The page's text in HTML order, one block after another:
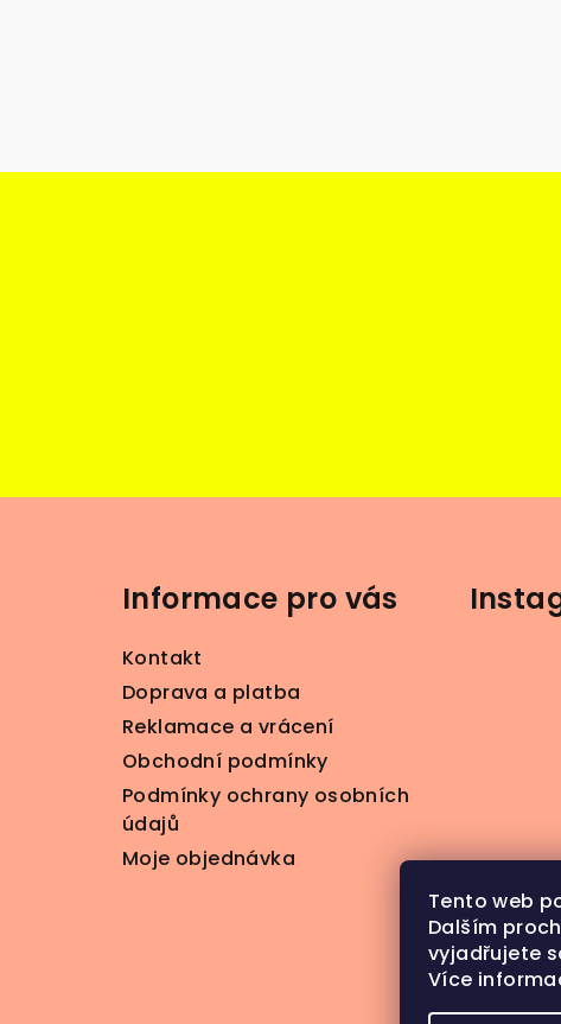
Tento web
Dalším
vyjadřujete
Více
Informace pro vás
Kontakt
Doprava a platba
Reklamace a vrácení
Obchodní podmínky
Podmínky ochrany osobních
údajů
Moje objednávka